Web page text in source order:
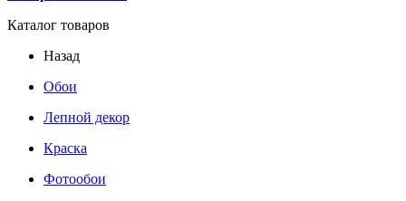
Каталог товаров
Назад
Обои
Лепной декор
Краска
Фотообои